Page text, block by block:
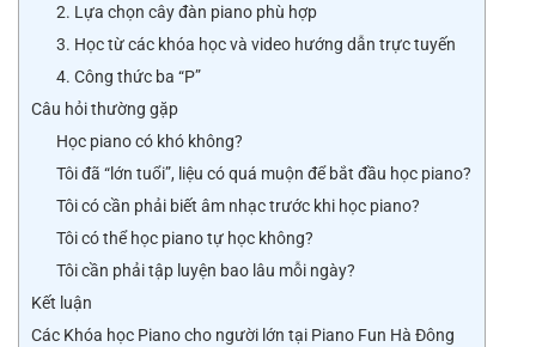
2. Lựa chọn cây đàn piano phù hợp
3. Học từ các khóa học và video hướng dẫn trực tuyến
4. Công thức ba “P”
Câu hỏi thường gặp
Học piano có khó không?
Tôi đã “lớn tuổi”, liệu có quá muộn để bắt đầu học piano?
Tôi có cần phải biết âm nhạc trước khi học piano?
Tôi có thể học piano tự học không?
Tôi cần phải tập luyện bao lâu mỗi ngày?
Kết luận
Các Khóa học Piano cho người lớn tại Piano Fun Hà Đông